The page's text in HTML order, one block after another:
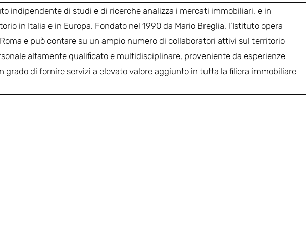
indipendente di studi e di ricerche analizza i mercati immobiliari, e in
in Italia e in Europa. Fondato nel 1990 da Mario Breglia, l’Istituto opera
e può contare su un ampio numero di collaboratori attivi sul territorio
altamente qualificato e multidisciplinare, proveniente da esperienze
grado di fornire servizi a elevato valore aggiunto in tutta la filiera immobiliare